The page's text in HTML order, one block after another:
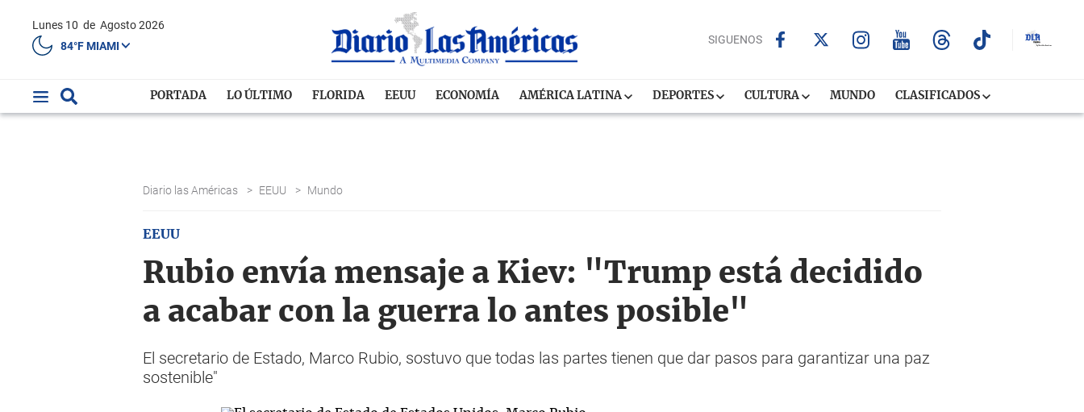
Lunes 10 de Agosto 2026
84°F MIAMI
SIGUENOS
PORTADA LO ÚLTIMO FLORIDA EEUU ECONOMÍA AMÉRICA LATINA DEPORTES CULTURA MUNDO CLASIFICADOS
Diario las Américas > EEUU > Mundo
EEUU
Rubio envía mensaje a Kiev: "Trump está decidido
a acabar con la guerra lo antes posible"
El secretario de Estado, Marco Rubio, sostuvo que todas las partes tienen que dar pasos para garantizar una paz
sostenible"